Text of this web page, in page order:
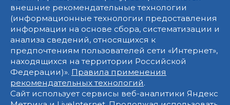
внешние рекомендательные технологии
(информационные технологии предоставления
информации на основе сбора, систематизации и
анализа сведений, относящихся к
предпочтениям пользователей сети «Интернет»,
находящихся на территории Российской
Федерации)». Правила применения
рекомендательных технологий.
Сайт использует сервисы веб-аналитики Яндекс